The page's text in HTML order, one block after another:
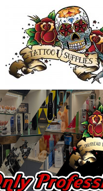
Webshop
Tattoo machines
Tattoo Naalden
Tattoo Inkt
Tips
Grips en gripcovers
Power unit + toebehoren
Stencil making
Tattooverwijdering
Info
Contact
Mijn account
Gastenboek